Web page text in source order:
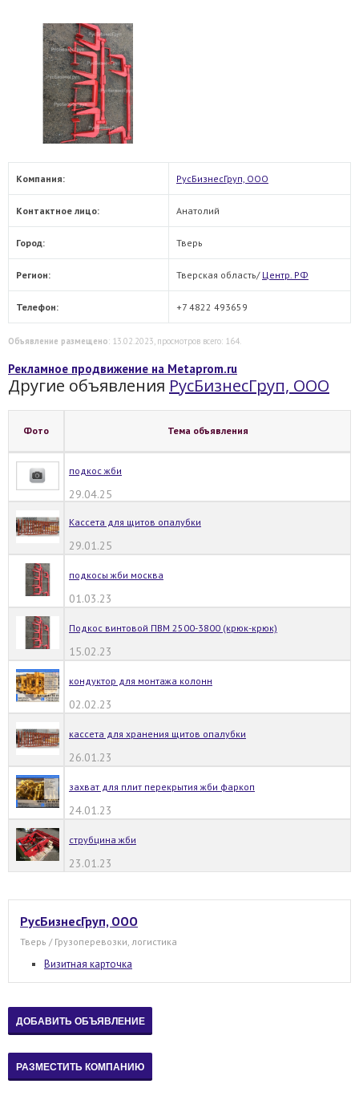
Компания: РусБизнесГруп, ООО
Контактное лицо: Анатолий
Город: Тверь
Регион: Тверская область/ Центр. РФ
Телефон: +7 4822 493659
Объявление размещено: 13.02.2023, просмотров всего: 164.
Рекламное продвижение на Metaprom.ru
Другие объявления РусБизнесГруп, ООО
Фото Тема объявления
подкос жби
29.04.25
Кассета для щитов опалубки
29.01.25
подкосы жби москва
01.03.23
Подкос винтовой ПВМ 2500-3800 (крюк-крюк)
15.02.23
кондуктор для монтажа колонн
02.02.23
кассета для хранения щитов опалубки
26.01.23
захват для плит перекрытия жби фаркоп
24.01.23
струбцина жби
23.01.23
РусБизнесГруп, ООО
Тверь / Грузоперевозки, логистика
Визитная карточка